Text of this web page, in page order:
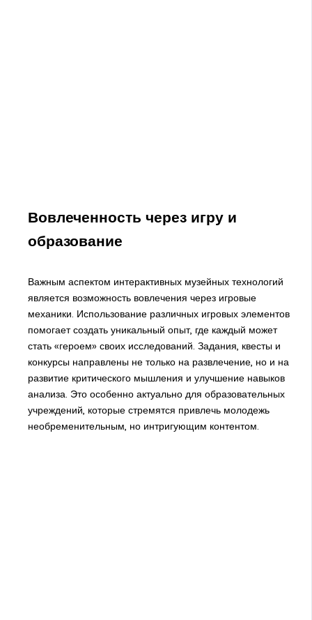
Вовлеченность через игру и
образование
Важным аспектом интерактивных музейных технологий
является возможность вовлечения через игровые
механики. Использование различных игровых элементов
помогает создать уникальный опыт, где каждый может
стать «героем» своих исследований. Задания, квесты и
конкурсы направлены не только на развлечение, но и на
развитие критического мышления и улучшение навыков
анализа. Это особенно актуально для образовательных
учреждений, которые стремятся привлечь молодежь
необременительным, но интригующим контентом.